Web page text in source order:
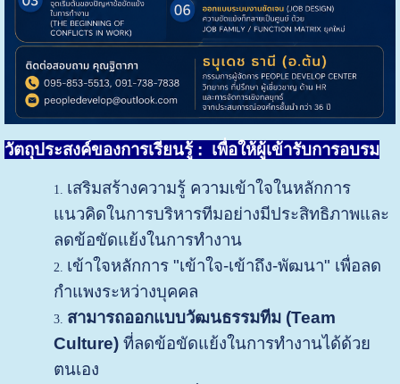
วัตถุประสงค์ของการเรียนรู้ : เพื่อให้ผู้เข้ารับการอบรม
เสริมสร้างความรู้ ความเข้าใจในหลักการ
แนวคิดในการบริหารทีมอย่างมีประสิทธิภาพและ
ลดข้อขัดแย้งในการทำงาน
เข้าใจหลักการ "เข้าใจ-เข้าถึง-พัฒนา" เพื่อลด
กำแพงระหว่างบุคคล
สามารถออกแบบวัฒนธรรมทีม (Team
Culture)ที่ลดข้อขัดแย้งในการทำงานได้ด้วย
ตนเอง